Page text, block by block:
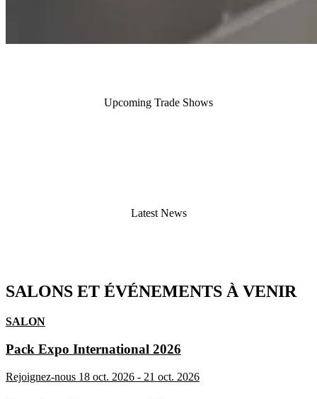
Upcoming Trade Shows
Latest News
SALONS ET ÉVÉNEMENTS À VENIR
SALON
Pack Expo International 2026
Rejoignez-nous 18 oct. 2026 - 21 oct. 2026